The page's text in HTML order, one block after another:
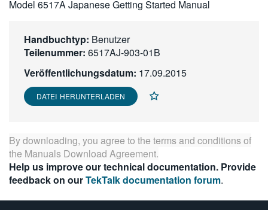
VIỆT NAM
简体中文
日本語
繁體中文
Model 6517A Japanese Getting Started Manual
Handbuchtyp: Benutzer
Teilenummer: 6517AJ-903-01B
Veröffentlichungsdatum: 17.09.2015
DATEI HERUNTERLADEN
By downloading, you agree to the terms and conditions of
the Manuals Download Agreement.
Help us improve our technical documentation. Provide
feedback on ourTekTalk documentation forum.